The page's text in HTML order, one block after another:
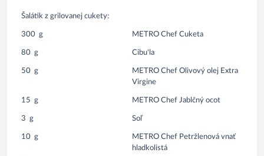
Šalátik z grilovanej cukety:
300 g METRO Chef Cuketa
80 g Cibu'la
50 g
METRO Chef Olivový olej Extra
Virgine
15 g METRO Chef Jablčný ocot
3 g Soľ
10 g
METRO Chef Petržlenová vnať
hladkolistá